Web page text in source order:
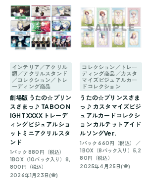
インテリア／アクリル
類／アクリルスタンド
／コレクション／トレ
ーディング商品
劇場版 うたの☆プリン
スさまっ♪ TABOO N
IGHT XXXX トレーデ
ィングビジュアルショ
ットミニアクリルスタ
ンド
1パック 880円（税込）
1BOX（10パック入り）8,
800円（税込）
2026年1月23日(金)
コレクション／トレー
ディング商品／カスタ
マイズビジュアルカー
ドコレクション
うたの☆プリンスさま
っ♪ カスタマイズビジ
ュアルカードコレクシ
ョン カルテットアイド
ルソングVer.
1パック 660円（税込） ／
1BOX（8パック入り）5,2
80円（税込）
2025年4月25日(金)